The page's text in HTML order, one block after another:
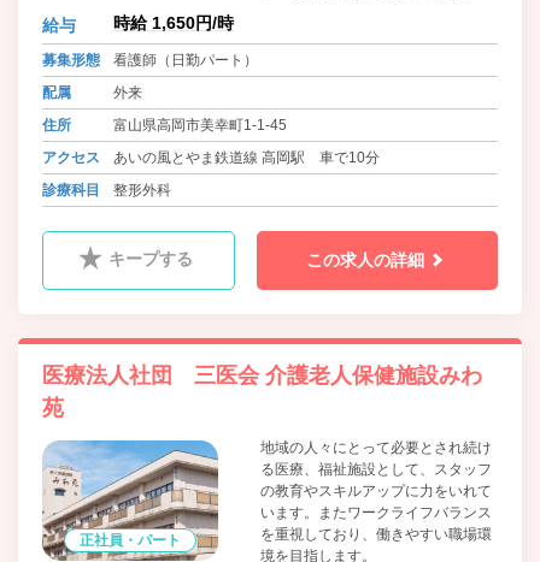
給与 時給 1,650円/時
募集形態
看護師（日勤パート）
配属
外来
住所
富山県高岡市美幸町1-1-45
アクセス
あいの風とやま鉄道線 高岡駅 車で10分
診療科目
整形外科
キープする この求人の詳細
医療法人社団 三医会 介護老人保健施設みわ
苑
正社員・パート
地域の人々にとって必要とされ続け
る医療、福祉施設として、スタッフ
の教育やスキルアップに力をいれて
います。またワークライフバランス
を重視しており、働きやすい職場環
境を目指します。